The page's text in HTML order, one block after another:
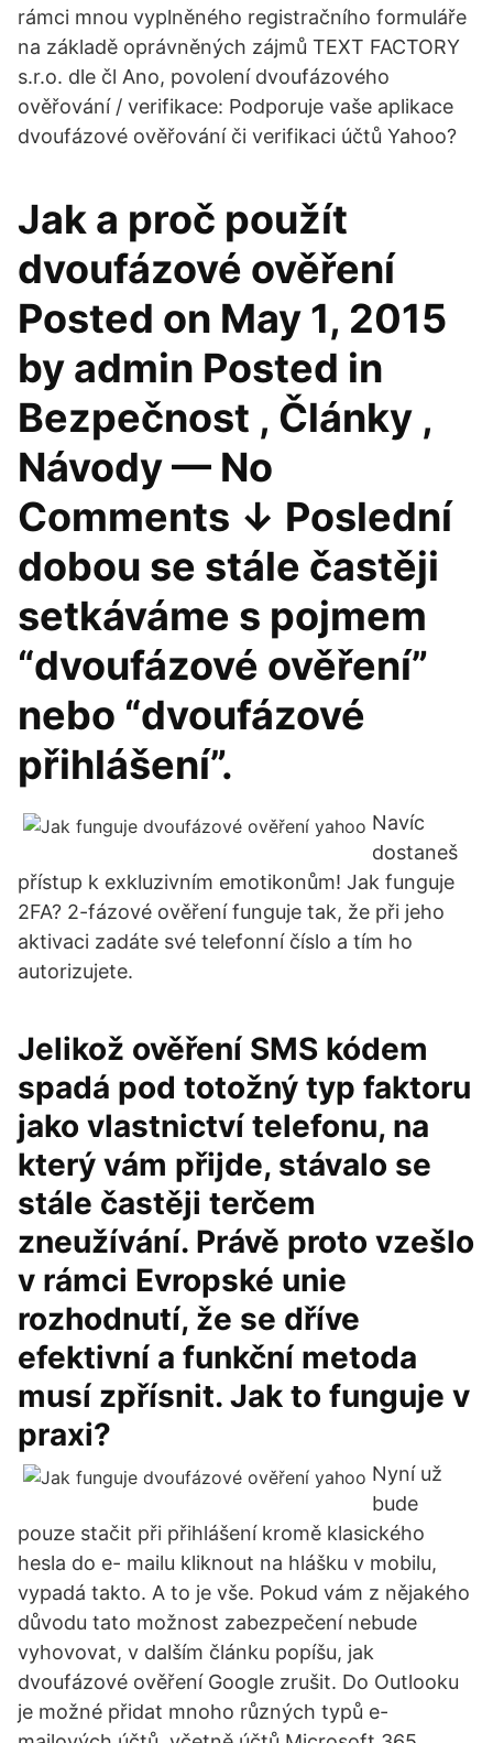
rámci mnou vyplněného registračního formuláře
na základě oprávněných zájmů TEXT FACTORY
s.r.o. dle čl Ano, povolení dvoufázového
ověřování / verifikace: Podporuje vaše aplikace
dvoufázové ověřování či verifikaci účtů Yahoo?
Jak a proč použít
dvoufázové ověření
Posted on May 1, 2015
by admin Posted in
Bezpečnost , Články ,
Návody — No
Comments ↓ Poslední
dobou se stále častěji
setkáváme s pojmem
“dvoufázové ověření”
nebo “dvoufázové
přihlášení”.
Navíc
dostaneš
přístup k exkluzivním emotikonům! Jak funguje
2FA? 2-fázové ověření funguje tak, že při jeho
aktivaci zadáte své telefonní číslo a tím ho
autorizujete.
Jelikož ověření SMS kódem
spadá pod totožný typ faktoru
jako vlastnictví telefonu, na
který vám přijde, stávalo se
stále častěji terčem
zneužívání. Právě proto vzešlo
v rámci Evropské unie
rozhodnutí, že se dříve
efektivní a funkční metoda
musí zpřísnit. Jak to funguje v
praxi?
Nyní už
bude
pouze stačit při přihlášení kromě klasického
hesla do e- mailu kliknout na hlášku v mobilu,
vypadá takto. A to je vše. Pokud vám z nějakého
důvodu tato možnost zabezpečení nebude
vyhovovat, v dalším článku popíšu, jak
dvoufázové ověření Google zrušit. Do Outlooku
je možné přidat mnoho různých typů e-